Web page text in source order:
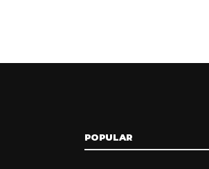
POPULAR